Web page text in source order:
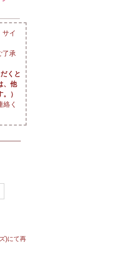
サイ
了承
くと
、他
）
く
)にて再